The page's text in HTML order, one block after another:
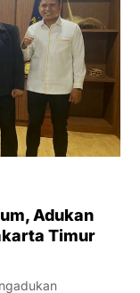
Adukan
Timur